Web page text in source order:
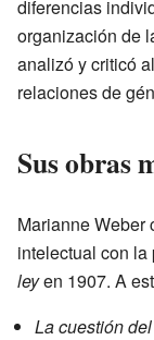
diferencias
organización de
analizó y criticó
relaciones de
Sus obras
Marianne Weber
intelectual con
leyen 1907. A
La cuestión